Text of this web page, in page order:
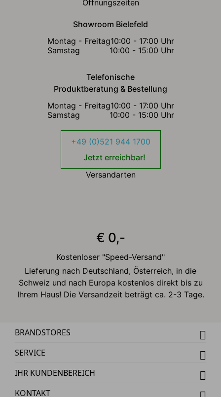
Öffnungszeiten
Showroom Bielefeld
Montag - Freitag10:00 - 17:00 Uhr
Samstag
10:00 - 15:00 Uhr
Telefonische
Produktberatung & Bestellung
Montag - Freitag10:00 - 17:00 Uhr
Samstag
10:00 - 15:00 Uhr
+49 (0)521 944 1700
Jetzt erreichbar!
Versandarten
€ 0,-
Kostenloser "Speed-Versand"
Lieferung nach Deutschland, Österreich, in die
Schweiz und nach Europa kostenlos direkt bis zu
Ihrem Haus! Die Versandzeit beträgt ca. 2-3 Tage.
BRANDSTORES
SERVICE
IHR KUNDENBEREICH
KONTAKT